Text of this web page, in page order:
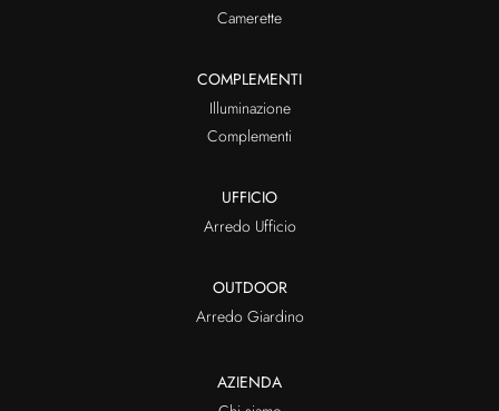
Camerette
COMPLEMENTI
Illuminazione
Complementi
UFFICIO
Arredo Ufficio
OUTDOOR
Arredo Giardino
AZIENDA